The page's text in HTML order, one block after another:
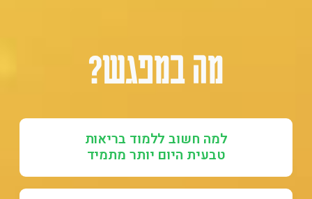
מה במפגש?
למה חשוב ללמוד בריאות
טבעית היום יותר מתמיד